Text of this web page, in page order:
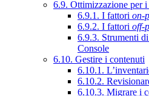
6.9. Ottimizzazione per
6.9.1. I fattori on-
6.9.2. I fattori off-
6.9.3. Strumenti
Console
6.10. Gestire i contenuti
6.10.1.
6.10.2.
6.10.3. Migrare i